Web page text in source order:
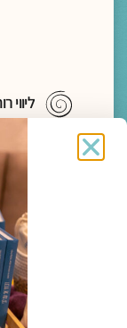
ליווי
לתעות
בזמני
הרב פרופ'
תגיות:כנס
להמשך